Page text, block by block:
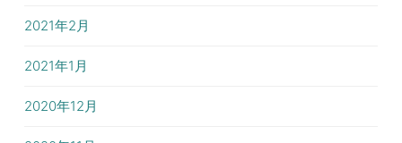
2021年2月
2021年1月
2020年12月